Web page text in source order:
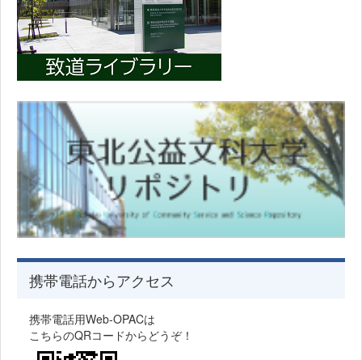
携帯電話からアクセス
携帯電話用Web-OPACは
こちらのQRコードからどうぞ！